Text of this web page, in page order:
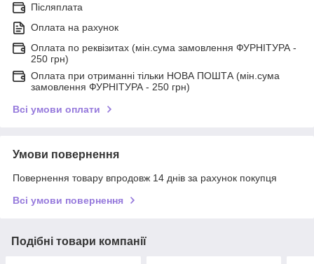
Післяплата
Оплата на рахунок
Оплата по реквізитах (мін.сума замовлення ФУРНІТУРА -
250 грн)
Оплата при отриманні тільки НОВА ПОШТА (мін.сума
замовлення ФУРНІТУРА - 250 грн)
Всі умови оплати
Умови повернення
Повернення товару впродовж 14 днів за рахунок покупця
Всі умови повернення
Подібні товари компанії